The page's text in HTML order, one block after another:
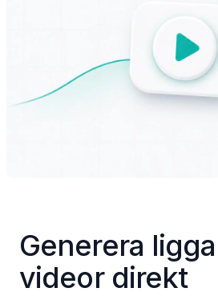
Generera
videor direkt